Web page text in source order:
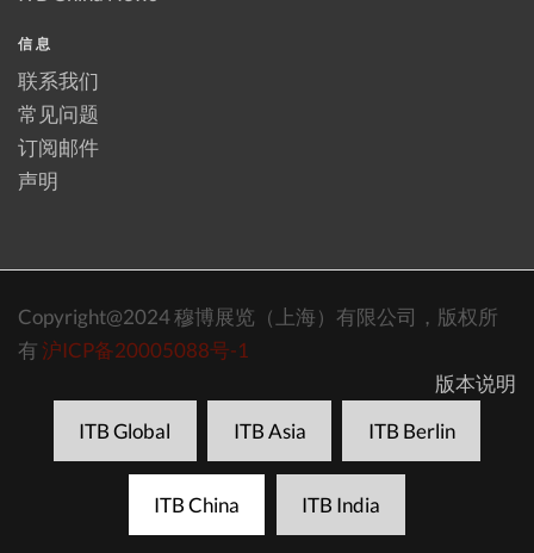
信息
联系我们
常见问题
订阅邮件
声明
Copyright@2024 穆博展览（上海）有限公司，版权所
有 沪ICP备20005088号-1
版本说明
ITB Global
ITB Asia ITB Berlin
ITB China ITB India